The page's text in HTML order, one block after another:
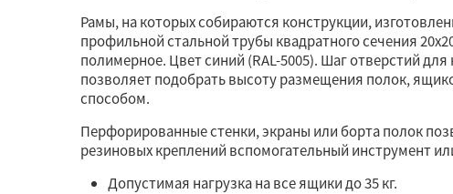
Рамы, на которых собираются конструкции,
профильной стальной трубы квадратного сечения
полимерное. Цвет синий (RAL-5005). Шаг отверстий
позволяет подобрать высоту размещения полок,
способом.
Перфорированные стенки, экраны или борта полок
резиновых креплений вспомогательный инструмент
Допустимая нагрузка на все ящики до 35 кг.